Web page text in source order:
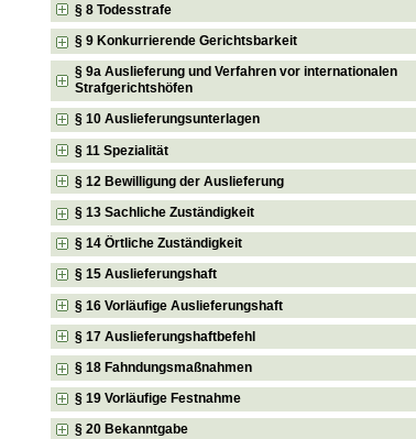
§ 8 Todesstrafe
§ 9 Konkurrierende Gerichtsbarkeit
§ 9a Auslieferung und Verfahren vor internationalen
Strafgerichtshöfen
§ 10 Auslieferungsunterlagen
§ 11 Spezialität
§ 12 Bewilligung der Auslieferung
§ 13 Sachliche Zuständigkeit
§ 14 Örtliche Zuständigkeit
§ 15 Auslieferungshaft
§ 16 Vorläufige Auslieferungshaft
§ 17 Auslieferungshaftbefehl
§ 18 Fahndungsmaßnahmen
§ 19 Vorläufige Festnahme
§ 20 Bekanntgabe